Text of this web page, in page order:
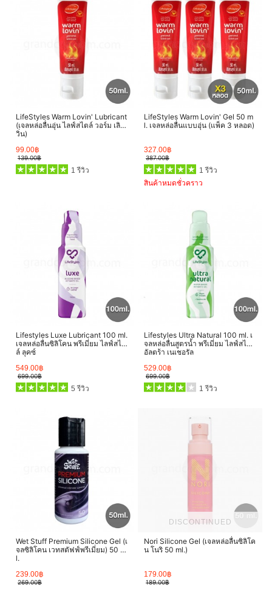
LifeStyles Warm Lovin' Lubricant
(เจลหล่อลื่นอุ่น ไลฟ์สไตล์ วอร์ม เลิฟ
วิ่น)
99.00฿
139.00฿
1 รีวิว
LifeStyles Warm Lovin' Gel 50 m
l. เจลหล่อลื่นแบบอุ่น (แพ็ค 3 หลอด)
327.00฿
387.00฿
1 รีวิว
สินค้าหมดชั่วคราว
Lifestyles Luxe Lubricant 100 ml.
เจลหล่อลื่นซิลิโคน พรีเมี่ยม ไลฟ์สไต
ล์ ลุคซ์
549.00฿
699.00฿
5 รีวิว
Lifestyles Ultra Natural 100 ml. เ
จลหล่อลื่นสูตรน้ำ พรีเมี่ยม ไลฟ์สไตล์
อัลตร้า เนเชอรัล
529.00฿
699.00฿
1 รีวิว
Wet Stuff Premium Silicone Gel (เ
จลซิลิโคน เวทสตัฟฟ์พรีเมี่ยม) 50 m
l.
239.00฿
269.00฿
DISCONTINUED
Nori Silicone Gel (เจลหล่อลื่นซิลิโค
น โนริ 50 ml.)
179.00฿
189.00฿